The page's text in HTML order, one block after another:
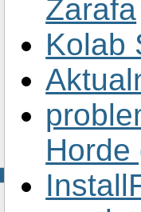
Zarafa
Kolab
Horde